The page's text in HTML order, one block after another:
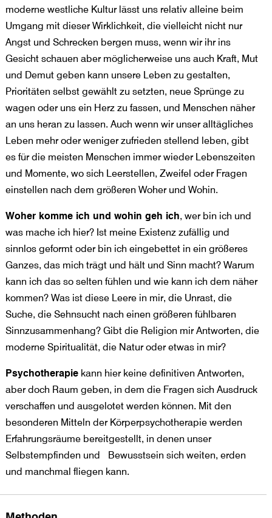
moderne westliche Kultur lässt uns relativ alleine beim
Umgang mit dieser Wirklichkeit, die vielleicht nicht nur
Angst und Schrecken bergen muss, wenn wir ihr ins
Gesicht schauen aber möglicherweise uns auch Kraft, Mut
und Demut geben kann unsere Leben zu gestalten,
Prioritäten selbst gewählt zu setzten, neue Sprünge zu
wagen oder uns ein Herz zu fassen, und Menschen näher
an uns heran zu lassen. Auch wenn wir unser alltägliches
Leben mehr oder weniger zufrieden stellend leben, gibt
es für die meisten Menschen immer wieder Lebenszeiten
und Momente, wo sich Leerstellen, Zweifel oder Fragen
einstellen nach dem größeren Woher und Wohin.
Woher komme ich und wohin geh ich, wer bin ich und
was mache ich hier? Ist meine Existenz zufällig und
sinnlos geformt oder bin ich eingebettet in ein größeres
Ganzes, das mich trägt und hält und Sinn macht? Warum
kann ich das so selten fühlen und wie kann ich dem näher
kommen? Was ist diese Leere in mir, die Unrast, die
Suche, die Sehnsucht nach einen größeren fühlbaren
Sinnzusammenhang? Gibt die Religion mir Antworten, die
moderne Spiritualität, die Natur oder etwas in mir?
Psychotherapiekann hier keine definitiven Antworten,
aber doch Raum geben, in dem die Fragen sich Ausdruck
verschaffen und ausgelotet werden können. Mit den
besonderen Mitteln der Körperpsychotherapie werden
Erfahrungsräume bereitgestellt, in denen unser
Selbstempfinden und Bewusstsein sich weiten, erden
und manchmal fliegen kann.